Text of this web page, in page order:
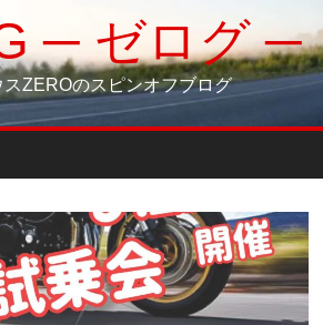
─ ゼログ ─
スZEROのスピンオフブログ